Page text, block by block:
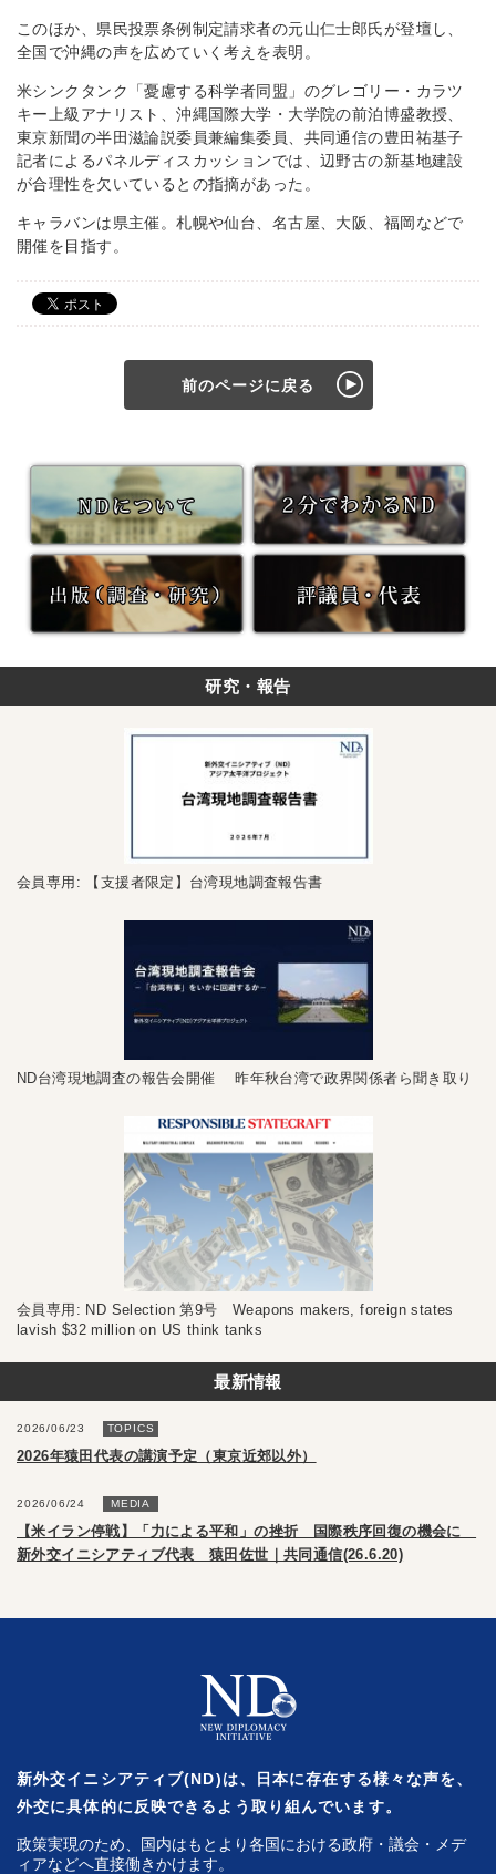
このほか、県民投票条例制定請求者の元山仁士郎氏が登壇し、
全国で沖縄の声を広めていく考えを表明。
米シンクタンク「憂慮する科学者同盟」のグレゴリー・カラツ
キー上級アナリスト、沖縄国際大学・大学院の前泊博盛教授、
東京新聞の半田滋論説委員兼編集委員、共同通信の豊田祐基子
記者によるパネルディスカッションでは、辺野古の新基地建設
が合理性を欠いているとの指摘があった。
キャラバンは県主催。札幌や仙台、名古屋、大阪、福岡などで
開催を目指す。
前のページに戻る
研究・報告
会員専用: 【支援者限定】台湾現地調査報告書
ND台湾現地調査の報告会開催 昨年秋台湾で政界関係者ら聞き取り
会員専用: ND Selection 第9号 Weapons makers, foreign states
lavish $32 million on US think tanks
最新情報
2026/06/23 TOPICS
2026年猿田代表の講演予定（東京近郊以外）
2026/06/24 MEDIA
【米イラン停戦】「力による平和」の挫折 国際秩序回復の機会に
新外交イニシアティブ代表 猿田佐世｜共同通信(26.6.20)
新外交イニシアティブ(ND)は、日本に存在する様々な声を、
外交に具体的に反映できるよう取り組んでいます。
政策実現のため、国内はもとより各国における政府・議会・メデ
ィアなどへ直接働きかけます。